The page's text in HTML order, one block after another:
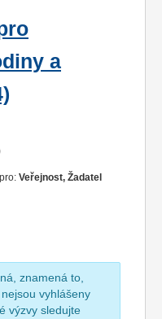
a
Veřejnost, Žadatel
znamená to,
vyhlášeny
výzvy sledujte